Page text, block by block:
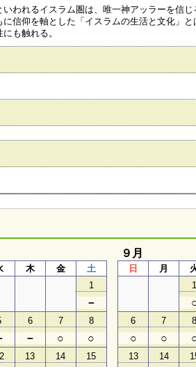
われるイスラム圏は、唯一神アッラーを信
信仰を軸とした「イスラムの生活と文化」
も触れる。
木 金
土
1
－
6
－
7
○
8
○
13 14 15
９月
日 月
6
○
7
○
13 14